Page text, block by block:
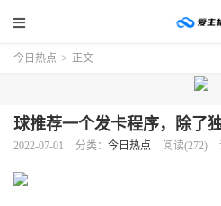
今日热点 > 正文
球推荐一个发卡程序，除了
2022-07-01 分类： 今日热点 阅读(272)